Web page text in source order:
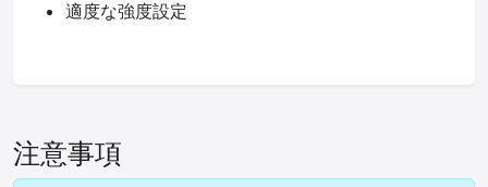
適度な強度設定
注意事項